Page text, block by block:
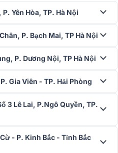
ngay với Bảo Châu Elec
theo số
Âm Thanh Uy Lực - Cực
các dòng loa sub điện, sub hơi, sub
các mẫu mới nhất năm 2025 tại
nghe nhạc và xem phim gia
Yên Hòa, TP. Hà Nội
P. Bạch Mai, TP Hà Nội
P. Dương Nội, TP Hà Nội
Gia Viên - TP. Hải Phòng
3 Lê Lai, P.Ngô Quyền, TP.
- P. Kinh Bắc - Tỉnh Bắc